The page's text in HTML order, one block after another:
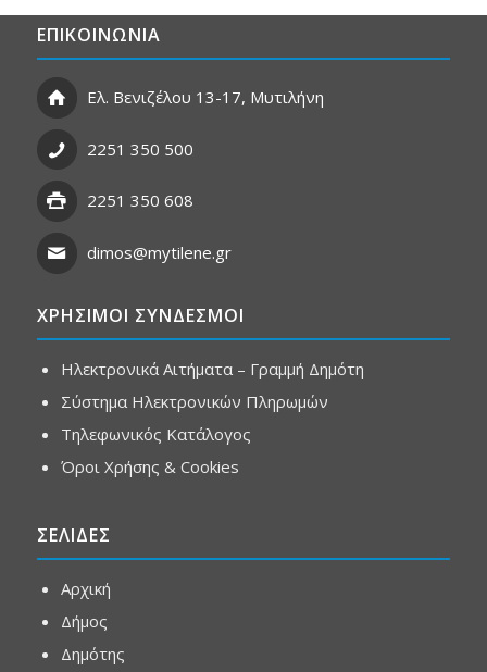
ΕΠΙΚΟΙΝΩΝΙΑ
Ελ. Βενιζέλου 13-17, Μυτιλήνη
2251 350 500
2251 350 608
dimos@mytilene.gr
ΧΡΗΣΙΜΟΙ ΣΥΝΔΕΣΜΟΙ
Ηλεκτρονικά Αιτήματα – Γραμμή Δημότη
Σύστημα Ηλεκτρονικών Πληρωμών
Τηλεφωνικός Κατάλογος
Όροι Χρήσης & Cookies
ΣΕΛΙΔΕΣ
Αρχική
Δήμος
Δημότης